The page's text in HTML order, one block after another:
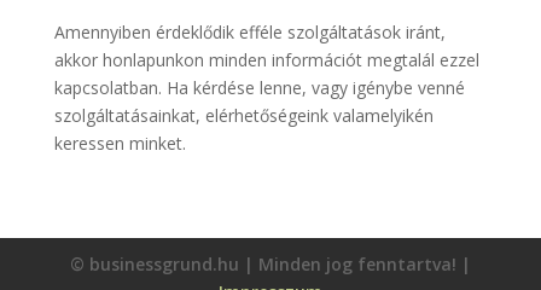
Amennyiben érdeklődik efféle szolgáltatások iránt,
akkor honlapunkon minden információt megtalál ezzel
kapcsolatban. Ha kérdése lenne, vagy igénybe venné
szolgáltatásainkat, elérhetőségeink valamelyikén
keressen minket.
© businessgrund.hu | Minden jog fenntartva! |